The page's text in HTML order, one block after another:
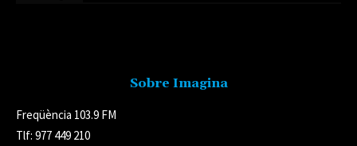
Sobre Imagina
Freqüència 103.9 FM
Tlf: 977 449 210